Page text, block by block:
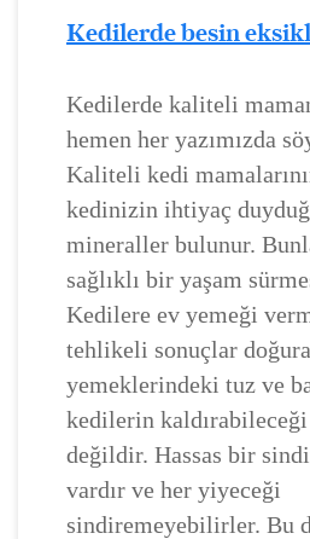
Kedilerde besin
Kedilerde kaliteli
hemen her yazımızda
Kaliteli kedi
kedinizin ihtiyaç
mineraller bulunur.
sağlıklı bir yaşam
Kedilere ev yemeği
tehlikeli sonuçlar
yemeklerindeki tuz ve
kedilerin
değildir. Hassas bir
vardır ve her yiyeceği
sindiremeyebilirler. Bu